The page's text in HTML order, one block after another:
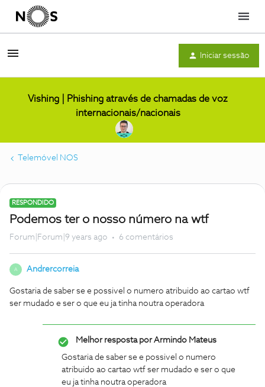
Menu
Iniciar sessão
Vishing | Phishing através de chamadas de voz
internacionais/nacionais
Telemóvel NOS
RESPONDIDO
Podemos ter o nosso número na wtf
Forum|Forum|9 years ago 6 comentários
A Andrercorreia
Gostaria de saber se e possivel o numero atribuido ao cartao wtf
ser mudado e ser o que eu ja tinha noutra operadora
Melhor resposta porArmindo Mateus
Gostaria de saber se e possivel o numero
atribuido ao cartao wtf ser mudado e ser o que
eu ja tinha noutra operadora